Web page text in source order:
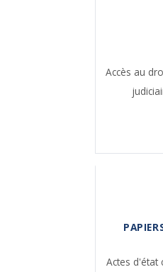
Accès au
Actes d'état